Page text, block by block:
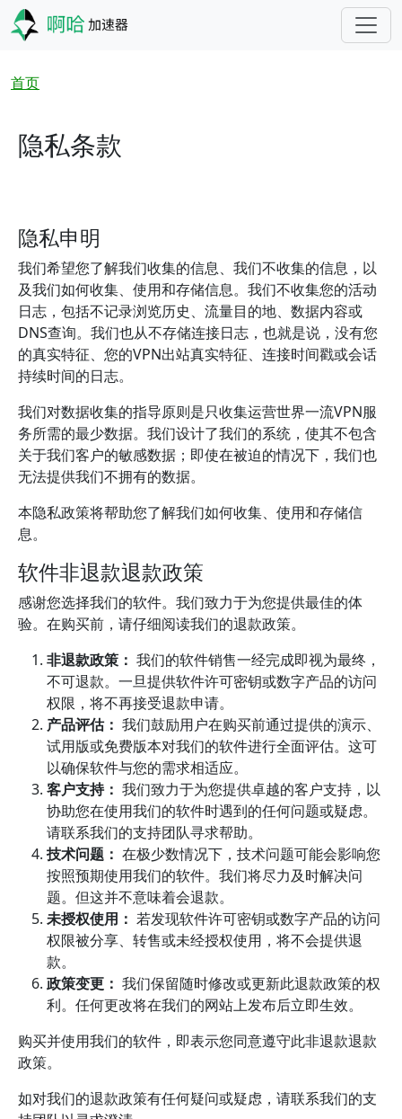
跳转到主要内容
面包屑
首页
隐私条款
隐私申明
我们希望您了解我们收集的信息、我们不收集的信息，以
及我们如何收集、使用和存储信息。我们不收集您的活动
日志，包括不记录浏览历史、流量目的地、数据内容或
DNS查询。我们也从不存储连接日志，也就是说，没有您
的真实特征、您的VPN出站真实特征、连接时间戳或会话
持续时间的日志。
我们对数据收集的指导原则是只收集运营世界一流VPN服
务所需的最少数据。我们设计了我们的系统，使其不包含
关于我们客户的敏感数据；即使在被迫的情况下，我们也
无法提供我们不拥有的数据。
本隐私政策将帮助您了解我们如何收集、使用和存储信
息。
软件非退款退款政策
感谢您选择我们的软件。我们致力于为您提供最佳的体
验。在购买前，请仔细阅读我们的退款政策。
非退款政策： 我们的软件销售一经完成即视为最终，
不可退款。一旦提供软件许可密钥或数字产品的访问
权限，将不再接受退款申请。
产品评估： 我们鼓励用户在购买前通过提供的演示、
试用版或免费版本对我们的软件进行全面评估。这可
以确保软件与您的需求相适应。
客户支持： 我们致力于为您提供卓越的客户支持，以
协助您在使用我们的软件时遇到的任何问题或疑虑。
请联系我们的支持团队寻求帮助。
技术问题： 在极少数情况下，技术问题可能会影响您
按照预期使用我们的软件。我们将尽力及时解决问
题。但这并不意味着会退款。
未授权使用： 若发现软件许可密钥或数字产品的访问
权限被分享、转售或未经授权使用，将不会提供退
款。
政策变更： 我们保留随时修改或更新此退款政策的权
利。任何更改将在我们的网站上发布后立即生效。
购买并使用我们的软件，即表示您同意遵守此非退款退款
政策。
如对我们的退款政策有任何疑问或疑虑，请联系我们的支